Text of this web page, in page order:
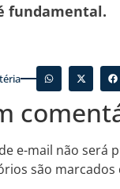
fundamental.
e-mail não será
são marcados